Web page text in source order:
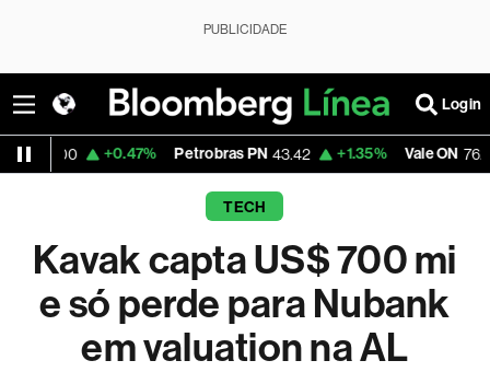
PUBLICIDADE
Login
+0.47% Petrobras PN 43.42 +1.35% Vale ON 76.28
TECH
Kavak capta US$ 700 mi
e só perde para Nubank
em valuation na AL